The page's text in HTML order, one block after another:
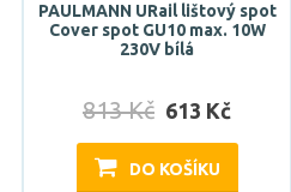
PAULMANN URail lištový spot
Cover spot GU10 max. 10W
230V bílá
813 Kč 613 Kč
DO KOŠÍKU